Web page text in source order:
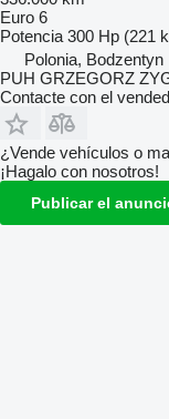
Euro 6
Potencia 300 Hp (221
Polonia, Bodzentyn
PUH GRZEGORZ
Contacte con el
¿Vende vehículos o
¡Hagalo con nosotros!
Publicar el